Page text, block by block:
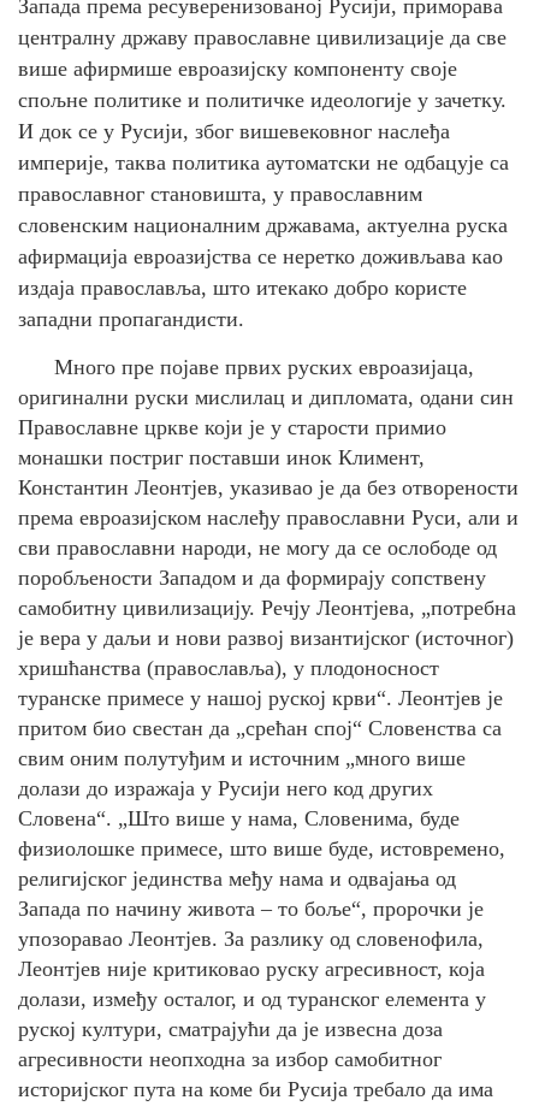
Запада према ресуверенизованој Русији, приморава
централну државу православне цивилизације да све
више афирмише евроазијску компоненту своје
спољне политике и политичке идеологије у зачетку.
И док се у Русији, због вишевековног наслеђа
империје, таква политика аутоматски не одбацује са
православног становишта, у православним
словенским националним државама, актуелна руска
афирмација евроазијства се неретко доживљава као
издаја православља, што итекако добро користе
западни пропагандисти.
Много пре појаве првих руских евроазијаца,
оригинални руски мислилац и дипломата, одани син
Православне цркве који је у старости примио
монашки постриг поставши инок Климент,
Константин Леонтјев, указивао је да без отворености
према евроазијском наслеђу православни Руси, али и
сви православни народи, не могу да се ослободе од
поробљености Западом и да формирају сопствену
самобитну цивилизацију. Речју Леонтјева, „потребна
је вера у даљи и нови развој византијског (источног)
хришћанства (православља), у плодоносност
туранске примесе у нашој руској крви“. Леонтјев је
притом био свестан да „срећан спој“ Словенства са
свим оним полутуђим и источним „много више
долази до изражаја у Русији него код других
Словена“. „Што више у нама, Словенима, буде
физиолошке примесе, што више буде, истовремено,
религијског јединства међу нама и одвајања од
Запада по начину живота – то боље“, пророчки је
упозоравао Леонтјев. За разлику од словенофила,
Леонтјев није критиковао руску агресивност, која
долази, између осталог, и од туранског елемента у
руској култури, сматрајући да је извесна доза
агресивности неопходна за избор самобитног
историјског пута на коме би Русија требало да има